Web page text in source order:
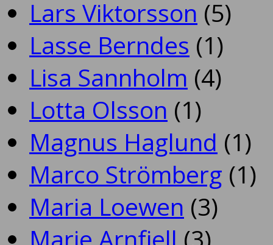
Lars Viktorsson (5)
Lasse Berndes (1)
Lisa Sannholm (4)
Lotta Olsson (1)
Magnus Haglund (1)
Marco Strömberg (1)
Maria Loewen (3)